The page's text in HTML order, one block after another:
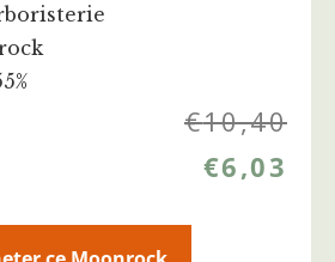
€10,40
€6,03